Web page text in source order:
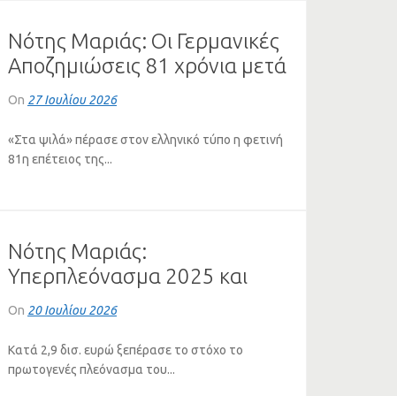
Νότης Μαριάς: Οι Γερμανικές
Αποζημιώσεις 81 χρόνια μετά
τη Διάσκεψη του Πότσνταμ
On 27 Ιουλίου 2026
«Στα ψιλά» πέρασε στον ελληνικό τύπο η φετινή
81η επέτειος της...
Νότης Μαριάς:
Υπερπλεόνασμα 2025 και
κόκκινα στεγαστικά δάνεια
On 20 Ιουλίου 2026
Κατά 2,9 δισ. ευρώ ξεπέρασε το στόχο το
πρωτογενές πλεόνασμα του...